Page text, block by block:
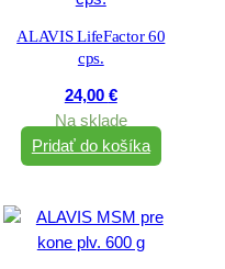
ALAVIS LifeFactor 60
cps.
24,00 €
Na sklade
Pridať do košíka